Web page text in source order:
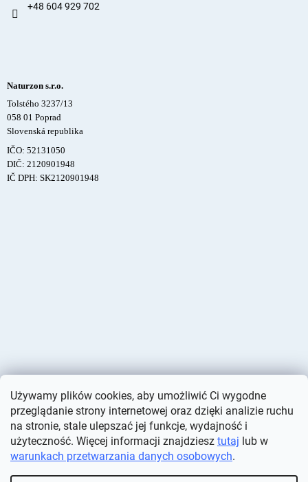
Używamy plików cookies, aby umożliwić Ci wygodne
przeglądanie strony internetowej oraz dzięki analizie ruchu
na stronie, stale ulepszać jej funkcje, wydajność i
użyteczność. Więcej informacji znajdziesz tutaj lub w
warunkach przetwarzania danych osobowych.
+48 604 929 702
Naturzon s.r.o.
Tolstého 3237/13
058 01 Poprad
Slovenská republika
IČO: 52131050
DIČ: 2120901948
IČ DPH: SK2120901948